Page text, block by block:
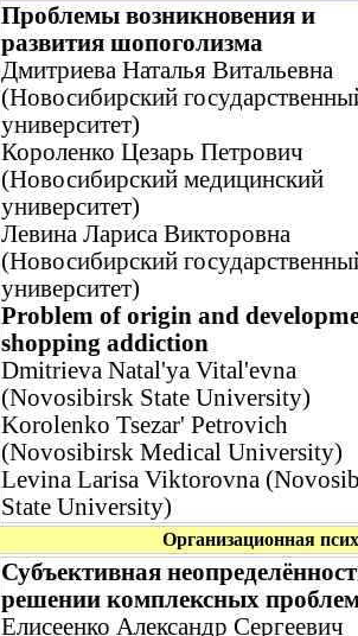
Проблемы возникновения и
развития шопоголизма
Дмитриева Наталья Витальевна
(Новосибирский
университет)
Короленко Цезарь Петрович
(Новосибирский медицинский
университет)
Левина Лариса Викторовна
(Новосибирский
университет)
Problem of origin and
shopping addiction
Dmitrieva Natal'ya Vital'evna
(Novosibirsk State University)
Korolenko Tsezar' Petrovich
(Novosibirsk Medical University)
Levina Larisa Viktorovna
State University)
Организационная
Субъективная
решении комплексных
Елисеенко Александр Сергеевич